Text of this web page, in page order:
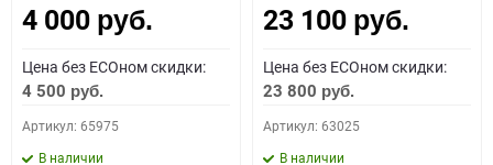
Как определить полярность?
0 - обратная 1 - прямая 3 - обратная 4 - прямая
4 000 руб.
Цена без ECOном скидки:
4 500 руб.
Артикул: 65975
В наличии
23 100 руб.
Цена без ECOном скидки:
23 800 руб.
Артикул: 63025
В наличии